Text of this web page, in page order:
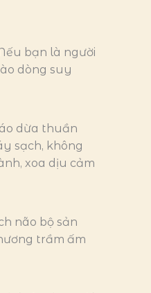
bạn là người
dòng suy
dừa thuần
sạch, không
xoa dịu cảm
não bộ sản
trầm ấm